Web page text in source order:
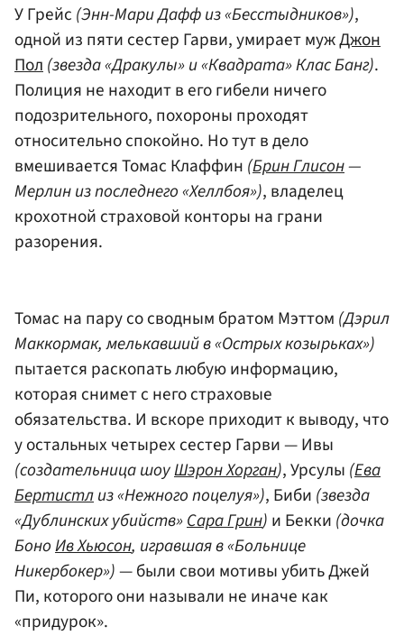
У Грейс (Энн-Мари Дафф из «Бесстыдников»),
одной из пяти сестер Гарви, умирает мужДжон
Пол (звезда «Дракулы» и «Квадрата» Клас Банг).
Полиция не находит в его гибели ничего
подозрительного, похороны проходят
относительно спокойно. Но тут в дело
вмешивается Томас Клаффин (Брин Глисон—
Мерлин из последнего «Хеллбоя»), владелец
крохотной страховой конторы на грани
разорения.
Томас на пару со сводным братом Мэттом (Дэрил
Маккормак, мелькавший в «Острых козырьках»)
пытается раскопать любую информацию,
которая снимет с него страховые
обязательства. И вскоре приходит к выводу, что
у остальных четырех сестер Гарви — Ивы
(создательница шоуШэрон Хорган), Урсулы (Ева
Бертистлиз «Нежного поцелуя»), Биби (звезда
«Дублинских убийств»Сара Грин) и Бекки (дочка
БоноИв Хьюсон, игравшая в «Больнице
Никербокер»)— были свои мотивы убить Джей
Пи, которого они называли не иначе как
«придурок».